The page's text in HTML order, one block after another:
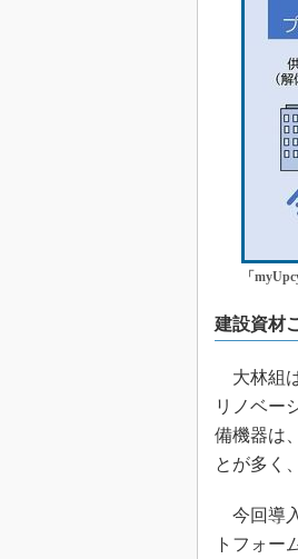
「
建設資材
大林組
リノベー
備機器は
とが多く
今回導
トフォー